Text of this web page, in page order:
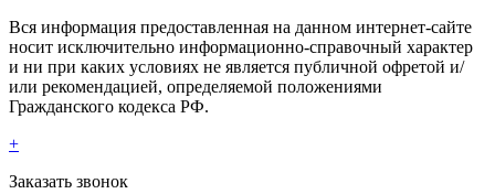
Вся информация предоставленная на данном интернет-сайте
носит исключительно информационно-справочный характер
и ни при каких условиях не является публичной офретой и/
или рекомендацией, определяемой положениями
Гражданского кодекса РФ.
+
Заказать звонок